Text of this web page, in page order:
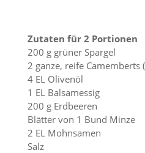
Zutaten für 2 Portionen
200 g grüner Spargel
2 ganze, reife Camemberts
4 EL Olivenöl
1 EL Balsamessig
200 g Erdbeeren
Blätter von 1 Bund Minze
2 EL Mohnsamen
Salz